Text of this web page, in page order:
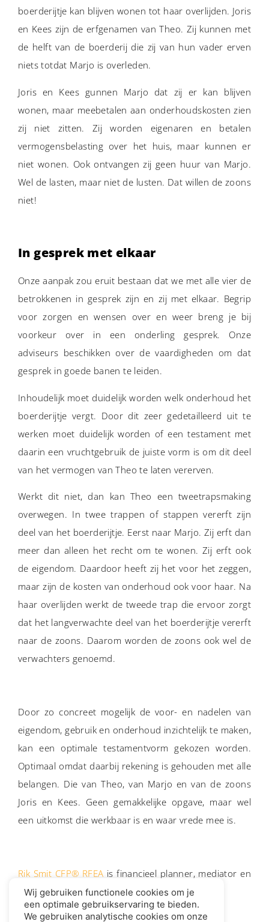
boerderijtje kan blijven wonen tot haar overlijden. Joris
en Kees zijn de erfgenamen van Theo. Zij kunnen met
de helft van de boerderij die zij van hun vader erven
niets totdat Marjo is overleden.
Joris en Kees gunnen Marjo dat zij er kan blijven
wonen, maar meebetalen aan onderhoudskosten zien
zij niet zitten. Zij worden eigenaren en betalen
vermogensbelasting over het huis, maar kunnen er
niet wonen. Ook ontvangen zij geen huur van Marjo.
Wel de lasten, maar niet de lusten. Dat willen de zoons
niet!
In gesprek met elkaar
Onze aanpak zou eruit bestaan dat we met alle vier de
betrokkenen in gesprek zijn en zij met elkaar. Begrip
voor zorgen en wensen over en weer breng je bij
voorkeur over in een onderling gesprek. Onze
adviseurs beschikken over de vaardigheden om dat
gesprek in goede banen te leiden.
Inhoudelijk moet duidelijk worden welk onderhoud het
boerderijtje vergt. Door dit zeer gedetailleerd uit te
werken moet duidelijk worden of een testament met
daarin een vruchtgebruik de juiste vorm is om dit deel
van het vermogen van Theo te laten vererven.
Werkt dit niet, dan kan Theo een tweetrapsmaking
overwegen. In twee trappen of stappen vererft zijn
deel van het boerderijtje. Eerst naar Marjo. Zij erft dan
meer dan alleen het recht om te wonen. Zij erft ook
de eigendom. Daardoor heeft zij het voor het zeggen,
maar zijn de kosten van onderhoud ook voor haar. Na
haar overlijden werkt de tweede trap die ervoor zorgt
dat het langverwachte deel van het boerderijtje vererft
naar de zoons. Daarom worden de zoons ook wel de
verwachters genoemd.
Door zo concreet mogelijk de voor- en nadelen van
eigendom, gebruik en onderhoud inzichtelijk te maken,
kan een optimale testamentvorm gekozen worden.
Optimaal omdat daarbij rekening is gehouden met alle
belangen. Die van Theo, van Marjo en van de zoons
Joris en Kees. Geen gemakkelijke opgave, maar wel
een uitkomst die werkbaar is en waar vrede mee is.
Rik Smit CFP® RFEA is financieel planner, mediator en
executeur in Landsmeer.
Wij gebruiken functionele cookies om je
een optimale gebruikservaring te bieden.
We gebruiken analytische cookies om onze